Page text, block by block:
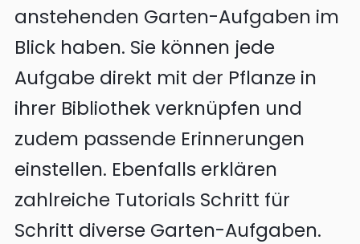
anstehenden Garten-Aufgaben im
Blick haben. Sie können jede
Aufgabe direkt mit der Pflanze in
ihrer Bibliothek verknüpfen und
zudem passende Erinnerungen
einstellen. Ebenfalls erklären
zahlreiche Tutorials Schritt für
Schritt diverse Garten-Aufgaben.